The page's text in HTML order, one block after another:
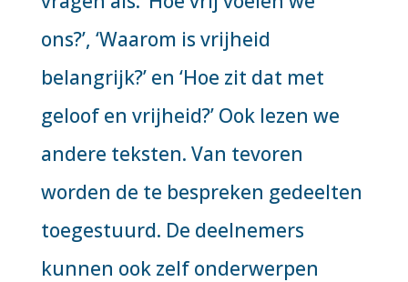
ons?’, ‘Waarom is vrijheid
belangrijk?’ en ‘Hoe zit dat met
geloof en vrijheid?’ Ook lezen we
andere teksten. Van tevoren
worden de te bespreken gedeelten
toegestuurd. De deelnemers
kunnen ook zelf onderwerpen